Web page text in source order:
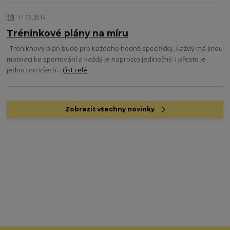
11.09.2014
Tréninkové plány na míru
Tréniknový plán bude pro každeho hodně specifický, každý má jinou
motivaci ke sportování a každý je naprosto jedinečný. I přesto je
jedno pro všech...číst celé
Zobrazit všechny novinky